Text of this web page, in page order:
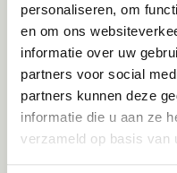
personaliseren, om
en om ons
informatie over uw
partners voor social
partners kunnen deze
informatie die u aan ze
verzameld op basis van
• Alle transfers
programma met
• Overnachtingen
sterrenhotels op
• Treinreis Moskou
persoonscouchette